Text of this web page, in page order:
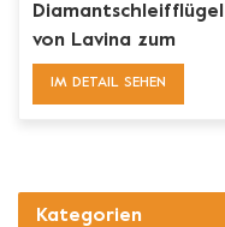
Diamantschleifflügel
von Lavina zum
Entfernen von
IM DETAIL SEHEN
Kategorien